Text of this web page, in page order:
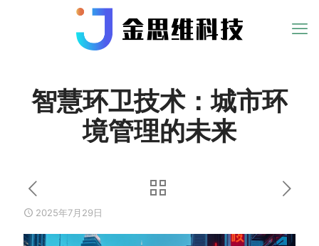
智慧环卫技术：城市环
境管理的未来
2025年7月29日